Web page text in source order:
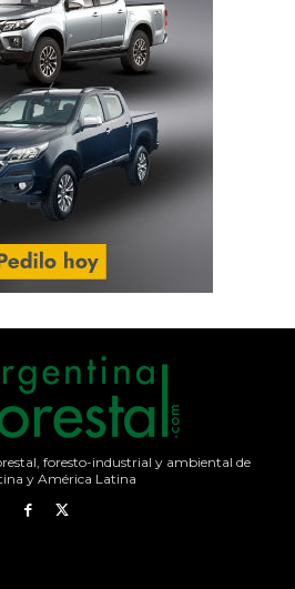
foresto-industrial y ambiental de
y América Latina